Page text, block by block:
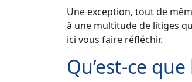
Une exception, tout de
à une multitude de litiges
ici vous faire réfléchir.
Qu’est-ce